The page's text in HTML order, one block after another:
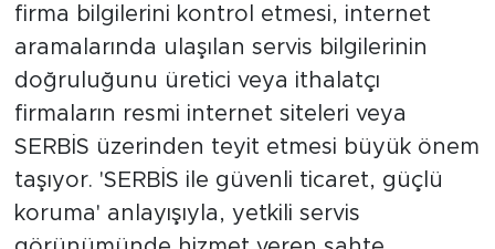
firma bilgilerini kontrol etmesi, internet
aramalarında ulaşılan servis bilgilerinin
doğruluğunu üretici veya ithalatçı
firmaların resmi internet siteleri veya
SERBİS üzerinden teyit etmesi büyük önem
taşıyor. 'SERBİS ile güvenli ticaret, güçlü
koruma' anlayışıyla, yetkili servis